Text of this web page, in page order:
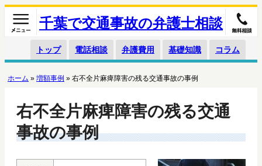
千葉で交通事故の弁護士相談
トップ 電話相談 弁護費用 基礎知識 コラム
ホーム » 増額事例 » 右不全片麻痺障害の残る交通事故の事例
右不全片麻痺障害の残る交通
事故の事例